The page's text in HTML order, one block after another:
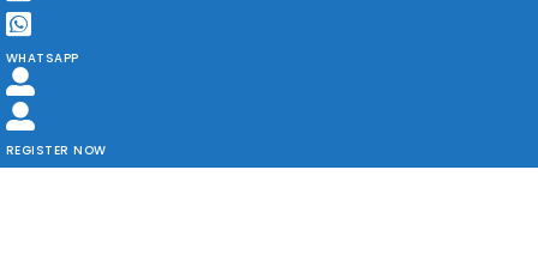
WHATSAPP
REGISTER NOW